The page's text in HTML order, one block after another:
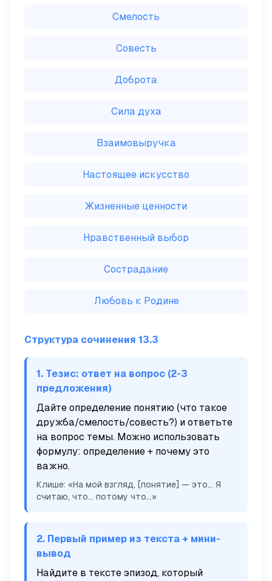
Смелость
Совесть
Доброта
Сила духа
Взаимовыручка
Настоящее искусство
Жизненные ценности
Нравственный выбор
Сострадание
Любовь к Родине
Структура сочинения 13.3
1. Тезис: ответ на вопрос (2-3
предложения)
Дайте определение понятию (что такое
дружба/смелость/совесть?) и ответьте
на вопрос темы. Можно использовать
формулу: определение + почему это
важно.
Клише: «На мой взгляд, [понятие] — это... Я
считаю, что... потому что...»
2. Первый пример из текста + мини-
вывод
Найдите в тексте эпизод, который